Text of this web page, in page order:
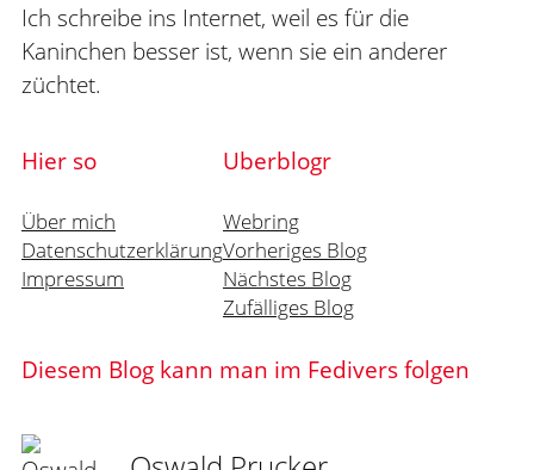
Ich schreibe ins Internet, weil es für die
Kaninchen besser ist, wenn sie ein anderer
züchtet.
Hier so
Über mich
Datenschutzerklärung
Impressum
Uberblogr
Webring
Vorheriges Blog
Nächstes Blog
Zufälliges Blog
Diesem Blog kann man im Fedivers folgen